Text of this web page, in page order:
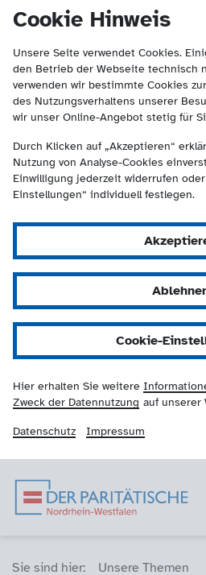
Cookie Hinweis
Unsere Seite verwendet Cookies.
den Betrieb der Webseite technisch
verwenden wir bestimmte Cookies
des Nutzungsverhaltens unserer
wir unser Online-Angebot stetig für
Durch Klicken auf „Akzeptieren“
Nutzung von Analyse-Cookies
Einwilligung jederzeit widerrufen
Einstellungen“ individuell festlegen.
Cookie-
Hier erhalten Sie weitere
Zweck der Datennutzung auf unserer
Datenschutz Impressum
Der
springen
(Kontakt und
Navigation
Sie sind hier (Breadcrumb)
Sie sind hier:
Unsere Themen